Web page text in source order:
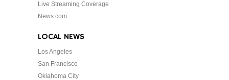
Live Streaming Coverage
News.com
LOCAL NEWS
Los Angeles
San Francisco
Oklahoma City